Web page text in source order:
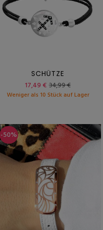
SCHÜTZE
17,49 € 34,99 €
Weniger als 10 Stück auf Lager
-50%